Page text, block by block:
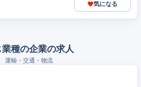
気になる
業種の企業の求人
運輸・交通・物流